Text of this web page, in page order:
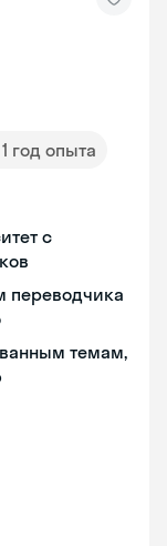
1 год опыта
с
переводчика
темам,